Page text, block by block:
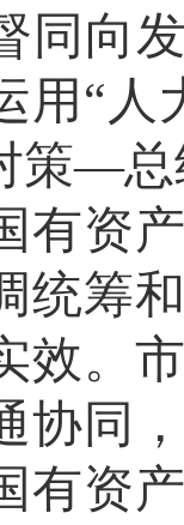
同向
用“人
—总
有资
统筹
效。
协同
有资